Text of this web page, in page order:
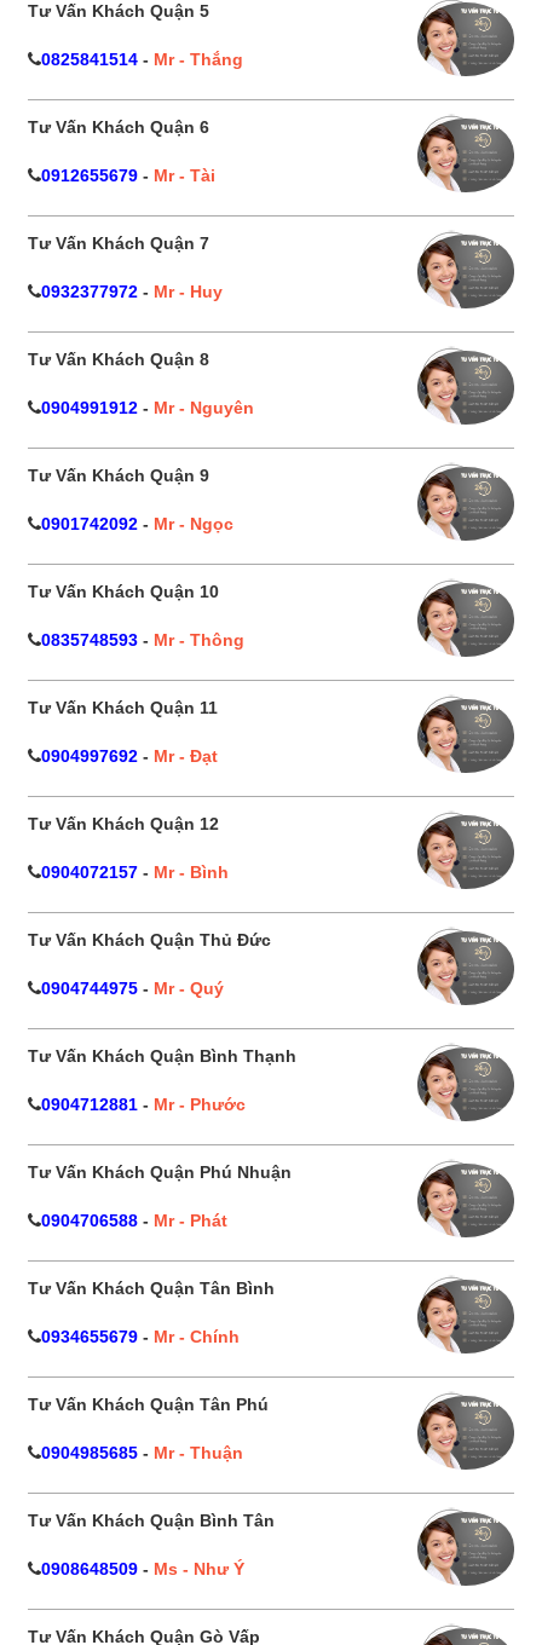
Tư Vấn Khách Quận 5
0825841514 - Mr - Thắng
Tư Vấn Khách Quận 6
0912655679 - Mr - Tài
Tư Vấn Khách Quận 7
0932377972 - Mr - Huy
Tư Vấn Khách Quận 8
0904991912 - Mr - Nguyên
Tư Vấn Khách Quận 9
0901742092 - Mr - Ngọc
Tư Vấn Khách Quận 10
0835748593 - Mr - Thông
Tư Vấn Khách Quận 11
0904997692 - Mr - Đạt
Tư Vấn Khách Quận 12
0904072157 - Mr - Bình
Tư Vấn Khách Quận Thủ Đức
0904744975 - Mr - Quý
Tư Vấn Khách Quận Bình Thạnh
0904712881 - Mr - Phước
Tư Vấn Khách Quận Phú Nhuận
0904706588 - Mr - Phát
Tư Vấn Khách Quận Tân Bình
0934655679 - Mr - Chính
Tư Vấn Khách Quận Tân Phú
0904985685 - Mr - Thuận
Tư Vấn Khách Quận Bình Tân
0908648509 - Ms - Như Ý
Tư Vấn Khách Quận Gò Vấp